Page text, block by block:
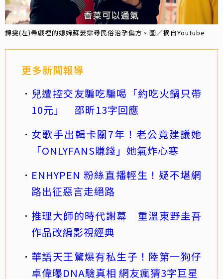
錦雯(左)帶戲裡的媳婦蘇晏霈尋民俗治孕偏方。圖／摘自Youtube
更多新聞報導
兒遭控交友騙吃騙喝「約吃火鍋只帶
10元」 邵昕13字回應
女歌手出輯卡關7年！老公竟建議她
「ONLYFANS賺錢」她氣炸心寒
ENHYPEN 粉絲直播輕生！疑不堪網
路出征惡言走絕路
推理大師的時代謝幕 重溫東野圭吾
作品改編影視經典
華語天王驚爆有私生子！陸第一狗仔
卓偉曝DNA驗真相 網友瘋猜3字巨星